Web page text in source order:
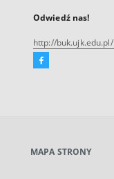
Odwiedź nas!
http://buk.ujk.edu.pl/
Facebook
karcie
MAPA STRONY